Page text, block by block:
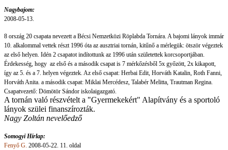
Nagybajom:
2008-05-13.
8 ország 20 csapata nevezett a Bécsi Nemzetközi Röplabda Tornára. A bajomi lányok immár
10. alkalommal vettek részt 1996 óta az ausztriai tornán, kitűnő a mérlegük: ötször végeztek
az első helyen. Idén 2 csapatot indítottunk az 1996 után születettek korcsoportjában.
Érdekesség, hogy az első és a második csapat is 7 mérkőzésből 5x győzött, 2x kikapott,
így az 5. és a 7. helyen végeztek. Az első csapat: Herbai Edit, Horváth Katalin, Roth Fanni,
Horváth Anita. a második csapat: Miklai Mercédesz, Talabér Melitta, Trautman Regina.
Csapatvezető: Dömötör Sándor iskolaigazgató.
A tornán való részvételt a "Gyermekekért" Alapítvány és a sportoló
lányok szülei finanszírozták.
Nagy Zoltán nevelőedző
Somogyi Hírlap:
Fenyő G. 2008-05-22. 11. oldal